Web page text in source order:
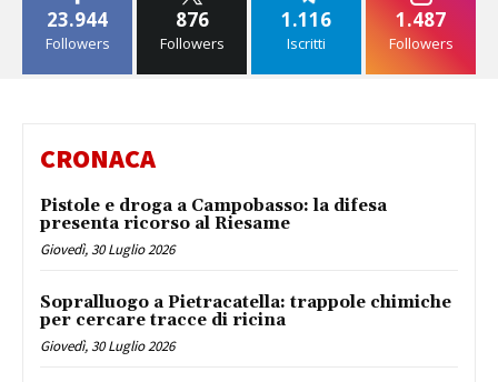
23.944
Followers
876
Followers
1.116
Iscritti
1.487
Followers
CRONACA
Pistole e droga a Campobasso: la difesa
presenta ricorso al Riesame
Giovedì, 30 Luglio 2026
Sopralluogo a Pietracatella: trappole chimiche
per cercare tracce di ricina
Giovedì, 30 Luglio 2026